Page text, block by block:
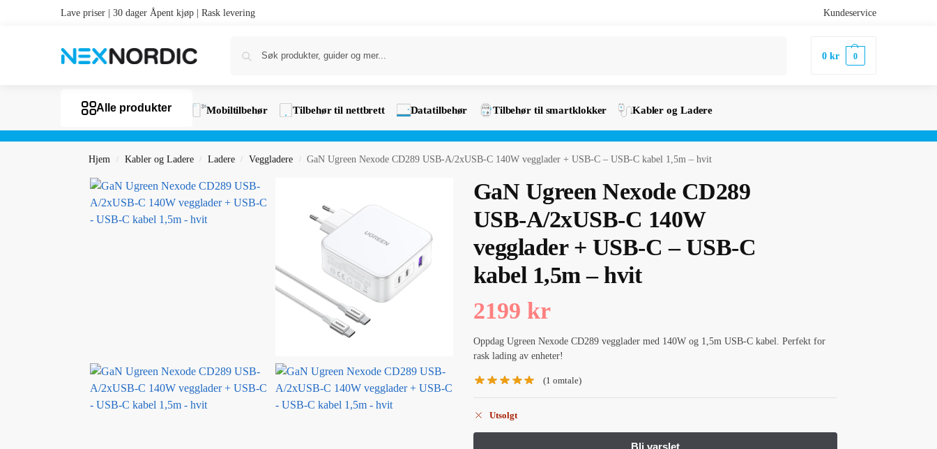
Lave priser | 30 dager Åpent kjøp | Rask levering Kundeservice
0kr 0
Alle produkter Mobiltilbehør Tilbehør til nettbrett Datatilbehør Tilbehør til smartklokker Kabler og Ladere
Hjem / Kabler og Ladere / Ladere / Veggladere / GaN Ugreen Nexode CD289 USB-A/2xUSB-C 140W vegglader + USB-C – USB-C kabel 1,5m – hvit
GaN Ugreen Nexode CD289
USB-A/2xUSB-C 140W
vegglader + USB-C – USB-C
kabel 1,5m – hvit
2199 kr
Oppdag Ugreen Nexode CD289 vegglader med 140W og 1,5m USB-C kabel. Perfekt for
rask lading av enheter!
(1 omtale)
Utsolgt